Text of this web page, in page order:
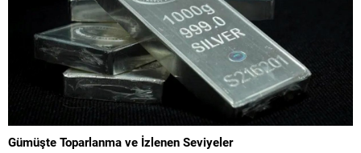
Gümüşte Toparlanma ve İzlenen Seviyeler